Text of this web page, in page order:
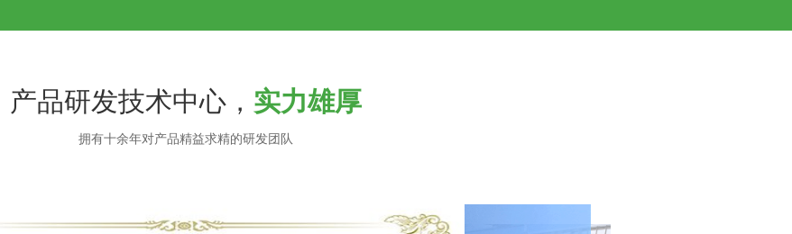
产品研发技术中心， 实力雄厚
拥有十余年对产品精益求精的研发团队